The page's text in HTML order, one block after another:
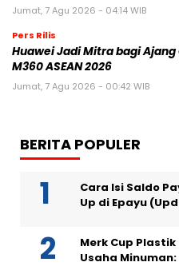
Jumat, 7 Agu 2026 - 04:14 WIB
Pers Rilis
Huawei Jadi Mitra bagi Ajang
M360 ASEAN 2026
Jumat, 7 Agu 2026 - 00:42 WIB
BERITA POPULER
Cara Isi Saldo
Up di Epayu
Merk Cup
Usaha Minuman: